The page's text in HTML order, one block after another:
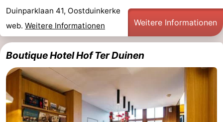
Duinparklaan 41, Oostduinkerke
web. Weitere Informationen Weitere Informationen
Boutique Hotel Hof Ter Duinen